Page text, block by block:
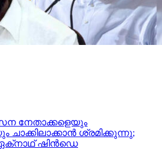
നേതാക്കളെയും
ശ്രമിക്കുന്നു;
ഷിന്‍ഡെ